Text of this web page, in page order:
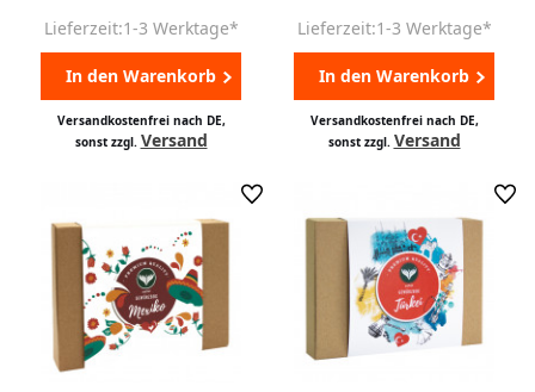
Lieferzeit:1-3 Werktage*
In den Warenkorb
Versandkostenfrei nach DE,
sonst zzgl. Versand
Lieferzeit:1-3 Werktage*
In den Warenkorb
Versandkostenfrei nach DE,
sonst zzgl. Versand